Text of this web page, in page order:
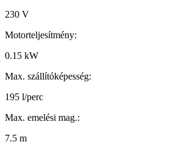
230 V
Motorteljesítmény:
0.15 kW
Max. szállítóképesség:
195 l/perc
Max. emelési mag.:
7.5 m